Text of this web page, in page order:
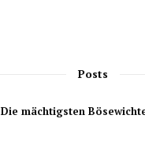
Posts
Die mächtigsten